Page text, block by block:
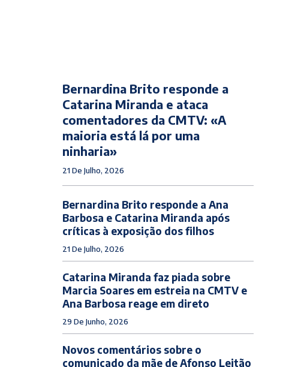
Bernardina Brito responde a
Catarina Miranda e ataca
comentadores da CMTV: «A
maioria está lá por uma
ninharia»
21 De Julho, 2026
Bernardina Brito responde a Ana
Barbosa e Catarina Miranda após
críticas à exposição dos filhos
21 De Julho, 2026
Catarina Miranda faz piada sobre
Marcia Soares em estreia na CMTV e
Ana Barbosa reage em direto
29 De Junho, 2026
Novos comentários sobre o
comunicado da mãe de Afonso Leitão